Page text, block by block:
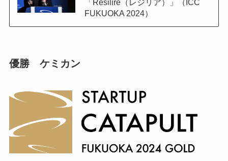
FUKUOKA 2024）
優勝 ケミカン